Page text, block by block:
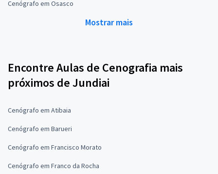
Cenógrafo em Osasco
Mostrar mais
Encontre Aulas de Cenografia mais
próximos de Jundiai
Cenógrafo em Atibaia
Cenógrafo em Barueri
Cenógrafo em Francisco Morato
Cenógrafo em Franco da Rocha